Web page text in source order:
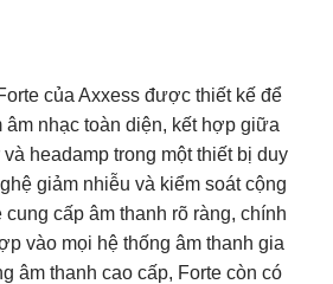
của Axxess được thiết kế để
âm nhạc toàn diện, kết hợp giữa
headamp trong một thiết bị duy
giảm nhiễu và kiểm soát cộng
cấp âm thanh rõ ràng, chính
vào mọi hệ thống âm thanh gia
âm thanh cao cấp, Forte còn có